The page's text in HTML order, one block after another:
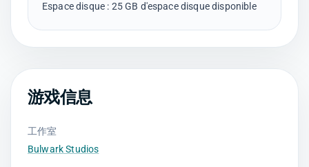
Espace disque : 25 GB d'espace disque disponible
游戏信息
工作室
Bulwark Studios